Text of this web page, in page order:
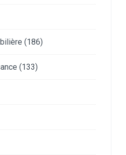
(186)
(133)